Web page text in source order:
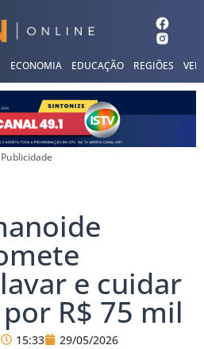
ECONOMIA EDUCAÇÃO REGIÕES
Publicidade
e cuidar
R$ 75 mil
15:33 29/05/2026